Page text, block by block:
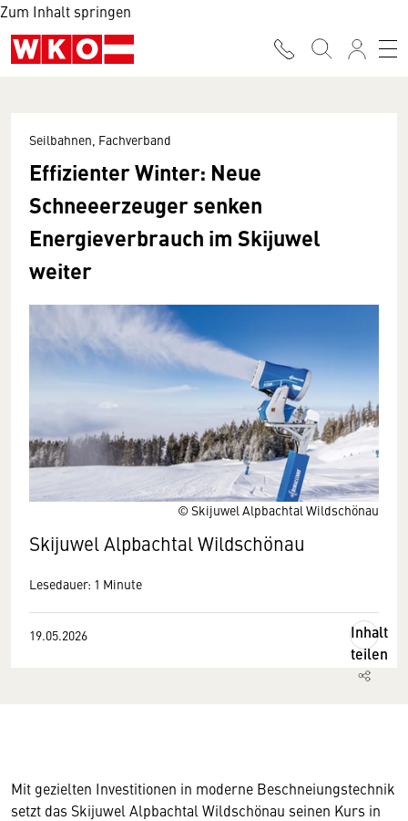
Zum Inhalt springen
© Skijuwel Alpbachtal Wildschönau
Seilbahnen, Fachverband
Effizienter Winter: Neue
Schneeerzeuger senken
Energieverbrauch im Skijuwel
weiter
Skijuwel Alpbachtal Wildschönau
Lesedauer: 1 Minute
19.05.2026
Inhalt
teilen
Mit gezielten Investitionen in moderne Beschneiungstechnik
setzt das Skijuwel Alpbachtal Wildschönau seinen Kurs in